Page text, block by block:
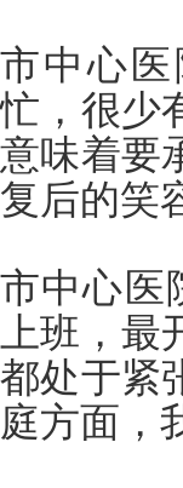
市中心
忙，很少
意味着要
复后的笑
市中心医
上班，
都处于紧
庭方面，